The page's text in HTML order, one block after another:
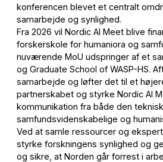
konferencen blevet et centralt
samarbejde og synlighed.
Fra 2026 vil Nordic AI Meet blive
forskerskole for humaniora og
nuværende MoU udspringer af et
og Graduate School of WASP-HS.
samarbejde og løfter det til et
partnerskabet og styrke Nordic AI
kommunikation fra både den
samfundsvidenskabelige og
Ved at samle ressourcer og
styrke forskningens synlighed og
og sikre, at Norden går forrest i